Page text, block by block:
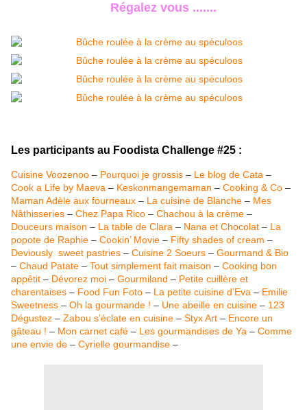
Régalez vous .......
Les participants au Foodista Challenge #25 :
Cuisine Voozenoo – Pourquoi je grossis – Le blog de Cata –
Cook a Life by Maeva – Keskonmangemaman – Cooking & Co –
Maman Adèle aux fourneaux – La cuisine de Blanche – Mes
Nâthisseries – Chez Papa Rico – Chachou à la crème –
Douceurs maison – La table de Clara – Nana et Chocolat – La
popote de Raphie – Cookin’ Movie – Fifty shades of cream –
Deviously sweet pastries – Cuisine 2 Soeurs – Gourmand & Bio
– Chaud Patate – Tout simplement fait maison – Cooking bon
appêtit – Dévorez moi – Gourmiland – Petite cuillère et
charentaises – Food Fun Foto – La petite cuisine d’Eva – Emilie
Sweetness – Oh la gourmande ! – Une abeille en cuisine – 123
Dégustez – Zabou s’éclate en cuisine – Styx Art – Encore un
gâteau ! – Mon carnet café – Les gourmandises de Ya – Comme
une envie de – Cyrielle gourmandise –